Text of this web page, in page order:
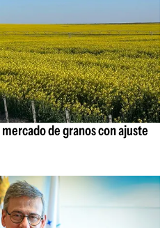
de granos con ajuste